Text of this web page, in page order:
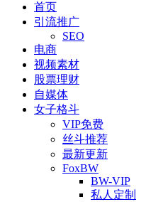
首页
引流推广
SEO
电商
视频素材
股票理财
自媒体
女子格斗
VIP免费
丝斗推荐
最新更新
FoxBW
BW-VIP
私人定制